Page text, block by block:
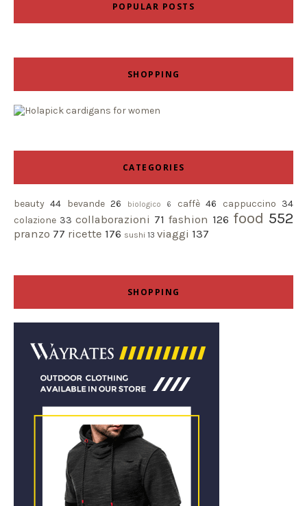
POPULAR POSTS
SHOPPING
CATEGORIES
beauty 44 bevande 26 biologico 6 caffè 46 cappuccino 34
colazione 33 collaborazioni 71 fashion 126 food 552
pranzo 77 ricette 176 sushi 13 viaggi 137
SHOPPING